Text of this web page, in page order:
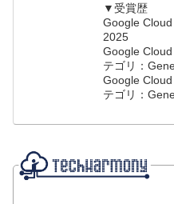
▼受賞歴
Google
2025
Google
テゴリ：
Google
テゴリ：